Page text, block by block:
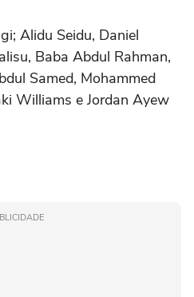
Alidu Seidu, Daniel
Baba Abdul Rahman,
Samed, Mohammed
Williams e Jordan Ayew